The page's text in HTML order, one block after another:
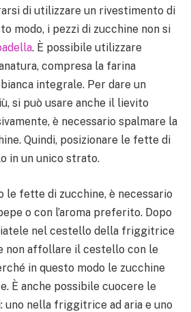
di utilizzare un rivestimento di
modo, i pezzi di zucchine non si
. È possibile utilizzare
compresa la farina
integrale. Per dare un
si può usare anche il lievito
è necessario spalmare la
Quindi, posizionare le fette di
in un unico strato.
le fette di zucchine, è necessario
o con l’aroma preferito. Dopo
nel cestello della friggitrice
non affollare il cestello con le
in questo modo le zucchine
È anche possibile cuocere le
uno nella friggitrice ad aria e uno